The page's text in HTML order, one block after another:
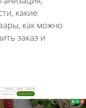
какие
как можно
заказ и